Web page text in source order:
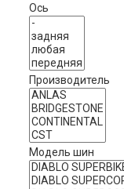
Ось
Производитель
Модель шин